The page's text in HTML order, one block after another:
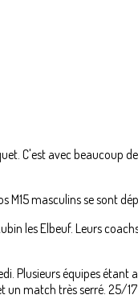
C'est avec beaucoup
masculins se sont
les Elbeuf. Leurs
Plusieurs équipes
match très serré. 25/